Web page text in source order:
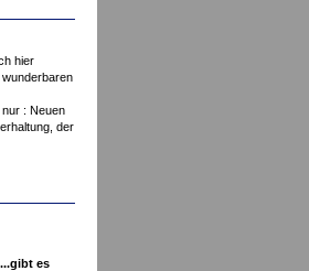
hier
: Neuen
der
es